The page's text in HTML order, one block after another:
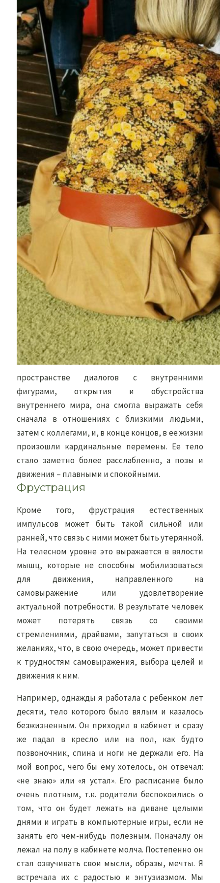
пространстве диалогов с внутренними
фигурами, открытия и обустройства
внутреннего мира, она смогла выражать себя
сначала в отношениях с близкими людьми,
затем с коллегами, и, в конце концов, в ее жизни
произошли кардинальные перемены. Ее тело
стало заметно более расслабленно, а позы и
движения – плавными и спокойными.
Фрустрация
Кроме того, фрустрация естественных
импульсов может быть такой сильной или
ранней, что связь с ними может быть утерянной.
На телесном уровне это выражается в вялости
мышц, которые не способны мобилизоваться
для движения, направленного на
самовыражение или удовлетворение
актуальной потребности. В результате человек
может потерять связь со своими
стремлениями, драйвами, запутаться в своих
желаниях, что, в свою очередь, может привести
к трудностям самовыражения, выбора целей и
движения к ним.
Например, однажды я работала с ребенком лет
десяти, тело которого было вялым и казалось
безжизненным. Он приходил в кабинет и сразу
же падал в кресло или на пол, как будто
позвоночник, спина и ноги не держали его. На
мой вопрос, чего бы ему хотелось, он отвечал:
«не знаю» или «я устал». Его расписание было
очень плотным, т.к. родители беспокоились о
том, что он будет лежать на диване целыми
днями и играть в компьютерные игры, если не
занять его чем-нибудь полезным. Поначалу он
лежал на полу в кабинете молча. Постепенно он
стал озвучивать свои мысли, образы, мечты. Я
встречала их с радостью и энтузиазмом. Мы